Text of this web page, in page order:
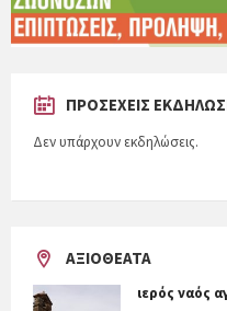
ΠΡΟΣΕΧΕΊΣ
Δεν υπάρχουν εκδηλώσεις.
ΑΞΙΟΘΈΑΤΑ
ιερός ναός